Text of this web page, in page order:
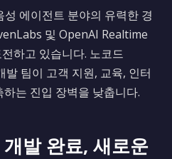
에이전트 분야의 유력한 경
및 OpenAI Realtime
하고 있습니다. 노코드
팀이 고객 지원, 교육, 인터
는 진입 장벽을 낮춥니다.
발 완료, 새로운